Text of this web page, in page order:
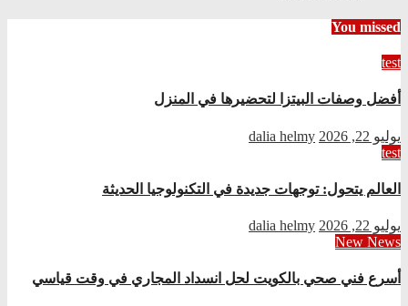
You missed
test
أفضل وصفات البيتزا لتحضيرها في المنزل
يوليو 22, 2026
dalia helmy
test
العالم يتحول: توجهات جديدة في التكنولوجيا الحديثة
يوليو 22, 2026
dalia helmy
New News
أسرع فني صحي بالكويت لحل انسداد المجاري في وقت قياسي